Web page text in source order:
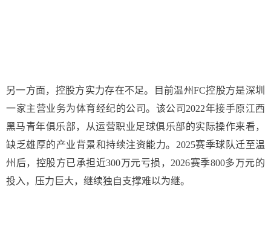
另一方面，控股方实力存在不足。目前温州FC控股方是深圳
一家主营业务为体育经纪的公司。该公司2022年接手原江西
黑马青年俱乐部，从运营职业足球俱乐部的实际操作来看，
缺乏雄厚的产业背景和持续注资能力。2025赛季球队迁至温
州后，控股方已承担近300万元亏损，2026赛季800多万元的
投入，压力巨大，继续独自支撑难以为继。